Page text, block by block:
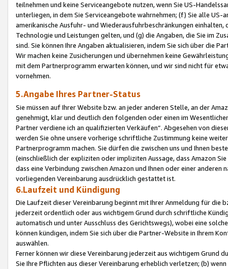
teilnehmen und keine Serviceangebote nutzen, wenn Sie US-
unterliegen, in dem Sie Serviceangebote wahrnehmen; (f) Sie alle
amerikanische Ausfuhr- und Wiederausfuhrbeschränkungen
Technologie und Leistungen gelten, und (g) die Angaben, die Sie im
sind. Sie können Ihre Angaben aktualisieren, indem Sie sich über die
Wir machen keine Zusicherungen und übernehmen keine
mit dem Partnerprogramm erwarten können, und wir sind nicht für
vornehmen.
5.Angabe Ihres Partner-Status
Sie müssen auf Ihrer Website bzw. an jeder anderen Stelle, an der
genehmigt, klar und deutlich den folgenden oder einen im
Partner verdiene ich an qualifizierten Verkäufen“. Abgesehen von
werden Sie ohne unsere vorherige schriftliche Zustimmung keine
Partnerprogramm machen. Sie dürfen die zwischen uns und Ihnen
(einschließlich der expliziten oder impliziten Aussage, dass Amazon
dass eine Verbindung zwischen Amazon und Ihnen oder einer
vorliegenden Vereinbarung ausdrücklich gestattet ist.
6.Laufzeit und Kündigung
Die Laufzeit dieser Vereinbarung beginnt mit Ihrer Anmeldung für die
jederzeit ordentlich oder aus wichtigem Grund durch schriftliche
automatisch und unter Ausschluss des Gerichtswegs), wobei eine
können kündigen, indem Sie sich über die Partner-Website in Ihrem
auswählen.
Ferner können wir diese Vereinbarung jederzeit aus wichtigem Grund
Sie Ihre Pflichten aus dieser Vereinbarung erheblich verletzen; (b)